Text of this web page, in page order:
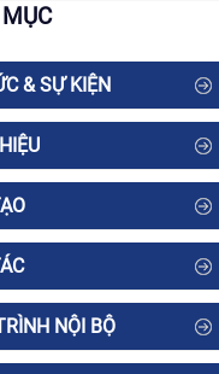
& SỰ KIỆN
NỘI BỘ